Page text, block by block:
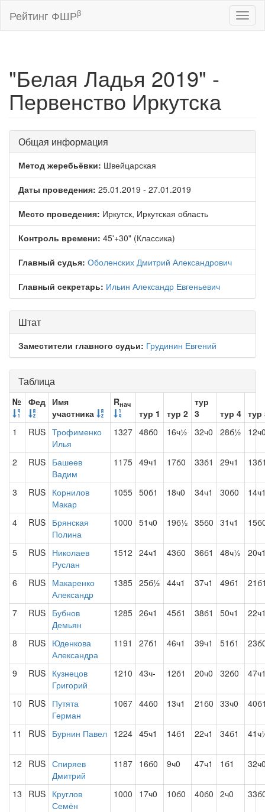
Рейтинг ФШРβ
"Белая Ладья 2019" -
Первенство Иркутска
Общая информация
Метод жеребьёвки: Швейцарская
Даты проведения: 25.01.2019 - 27.01.2019
Место проведения: Иркутск, Иркутская область
Контроль времени: 45'+30" (Классика)
Главный судья: Оболенских Дмитрий Александрович
Главный секретарь: Ильин Александр Евгеньевич
Штат
Заместители главного судьи: Грудинин Евгений
Таблица
№ Фед Имя
участника
Rнач
тур 1 тур 2
тур
3
тур 4 тур
1
RUS Трофименко
Илья
1327 48б0 16ч½ 32ч0 28б½
2 RUS Башеев
Вадим
1175 49ч1 17б0 33б1 29ч1
3 RUS Корнилов
Макар
1055 50б1 18ч0 34ч1 30б0
4 RUS Брянская
Полина
1000 51ч0 19б½ 35б0 31ч1
5 RUS Николаев
Руслан
1512 24ч1 43б0 36б1 48ч½
6 RUS Макаренко
Александр
1385 25б½ 44ч1 37ч1 49б1
7 RUS Бубнов
Демьян
1285 26ч1 45б1 38б1 50ч1
8 RUS Юденкова
Александра
1191 27б1 46ч1 39ч1 51б1
9 RUS Кузнецов
Григорий
1210 43ч- 12б1 20ч0 32б0
10 RUS Путята
Герман
1067 44б0 13ч1 21б0 33ч0
11 RUS Бурнин Павел 1224 45ч1 14б1 22ч1 34б1
12 RUS Спиряев
Дмитрий
1187 16б0 9ч0 47ч1 1б1
13 RUS Круглов
Семён
1000 17ч0 10б0 40б0 2ч0